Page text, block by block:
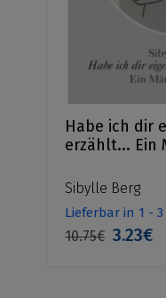
Habe ich dir
erzählt... Ein
Sibylle Berg
Lieferbar in 1 - 3
10.75€ 3.23€